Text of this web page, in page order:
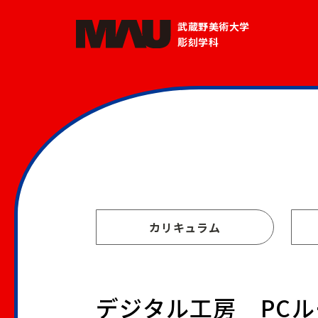
武蔵野美術大学
彫刻学科
カリキュラム
デジタル工房 PC